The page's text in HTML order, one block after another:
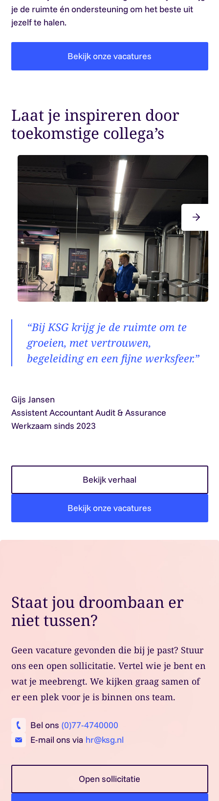
je de ruimte én ondersteuning om het beste uit
jezelf te halen.
Bekijk onze vacatures
Laat je inspireren door
toekomstige collega’s
“Bij KSG krijg je de ruimte om te
groeien, met vertrouwen,
begeleiding en een fijne werksfeer.”
Gijs Jansen
Assistent Accountant Audit & Assurance
Werkzaam sinds 2023
Bekijk verhaal
Bekijk onze vacatures
Staat jou droombaan er
niet tussen?
Geen vacature gevonden die bij je past? Stuur
ons een open sollicitatie. Vertel wie je bent en
wat je meebrengt. We kijken graag samen of
er een plek voor je is binnen ons team.
Bel ons (0)77-4740000
E-mail ons via hr@ksg.nl
Open sollicitatie